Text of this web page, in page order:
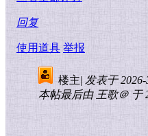
回复
使用道具 举报
楼主| 发表于
本帖最后由 王歌＠ 于